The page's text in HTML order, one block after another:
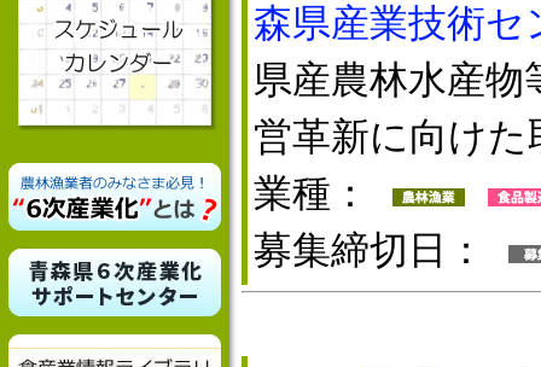
森県産業技術セ
県産農林水産
営革新に向け
業種：
募集締切日：